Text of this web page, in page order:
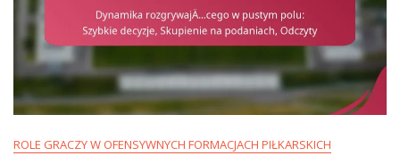
ROLE GRACZY W OFENSYWNYCH FORMACJACH PIŁKARSKICH